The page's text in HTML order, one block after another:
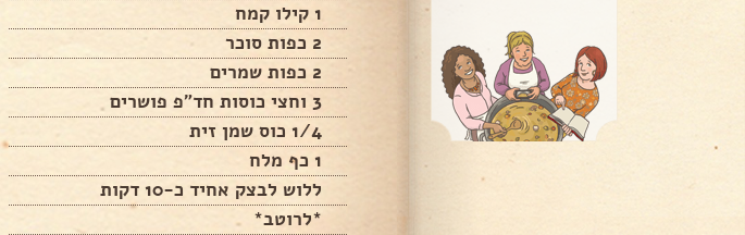
1 קילו קמח
2 כפות סוכר
2 כפות שמרים
3 וחצי כוסות חד״פ פושרים
1/4 כוס שמן זית
1 כף מלח
ללוש לבצק אחיד כ-10 דקות
*לרוטב*